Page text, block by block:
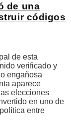
de una
códigos
de esta
verificado y
engañosa
aparece
elecciones
en uno de
entre